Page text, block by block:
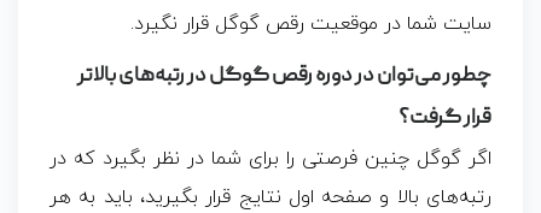
سایت شما در موقعیت رقص گوگل قرار نگیرد.
چطور می‌توان در دوره رقص گوگل در رتبه‌های بالاتر
قرار گرفت؟
اگر گوگل چنین فرصتی را برای شما در نظر بگیرد که در
رتبه‌های بالا و صفحه اول نتایج قرار بگیرید، باید به هر